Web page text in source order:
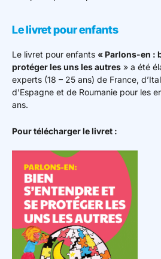
Le livret pour enfants
Le livret pour enfants « Parlons-en :
protéger les uns les autres » a été
experts (18 – 25 ans) de France,
d’Espagne et de Roumanie pour les
ans.
Pour télécharger le livret :